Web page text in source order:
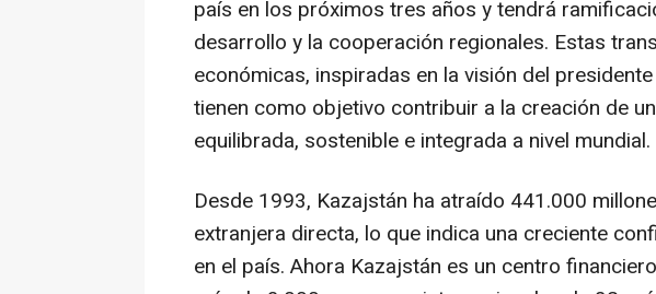
país en los próximos tres años y tendrá
desarrollo y la cooperación regionales. Estas
económicas, inspiradas en la visión del
tienen como objetivo contribuir a la creación de
equilibrada, sostenible e integrada a nivel mundial.
Desde 1993, Kazajstán ha atraído 441.000
extranjera directa, lo que indica una creciente
en el país. Ahora Kazajstán es un centro